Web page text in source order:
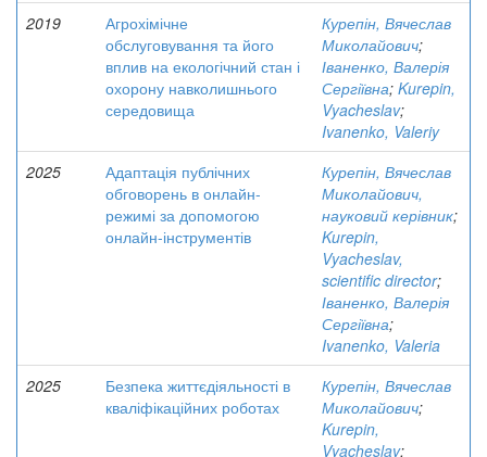
2019
Агрохімічне
обслуговування та його
вплив на екологічний стан і
охорону навколишнього
середовища
Курепін, Вячеслав
Миколайович;
Іваненко, Валерія
Сергіївна; Kurepin,
Vyacheslav;
Ivanenko, Valeriy
2025
Адаптація публічних
обговорень в онлайн-
режимі за допомогою
онлайн-інструментів
Курепін, Вячеслав
Миколайович,
науковий керівник;
Kurepin,
Vyacheslav,
scientific director;
Іваненко, Валерія
Сергіївна;
Ivanenko, Valeria
2025
Безпека життєдіяльності в
кваліфікаційних роботах
Курепін, Вячеслав
Миколайович;
Kurepin,
Vyacheslav;